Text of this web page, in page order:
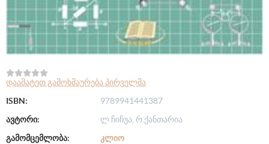
დაამატეთ გამოხმაურება პირველმა
ISBN:
9789941441387
ავტორი:
ლ.ჩიჩუა, რ.ქანთარია
გამომცემლობა:
ᲙᲚᲘᲝ